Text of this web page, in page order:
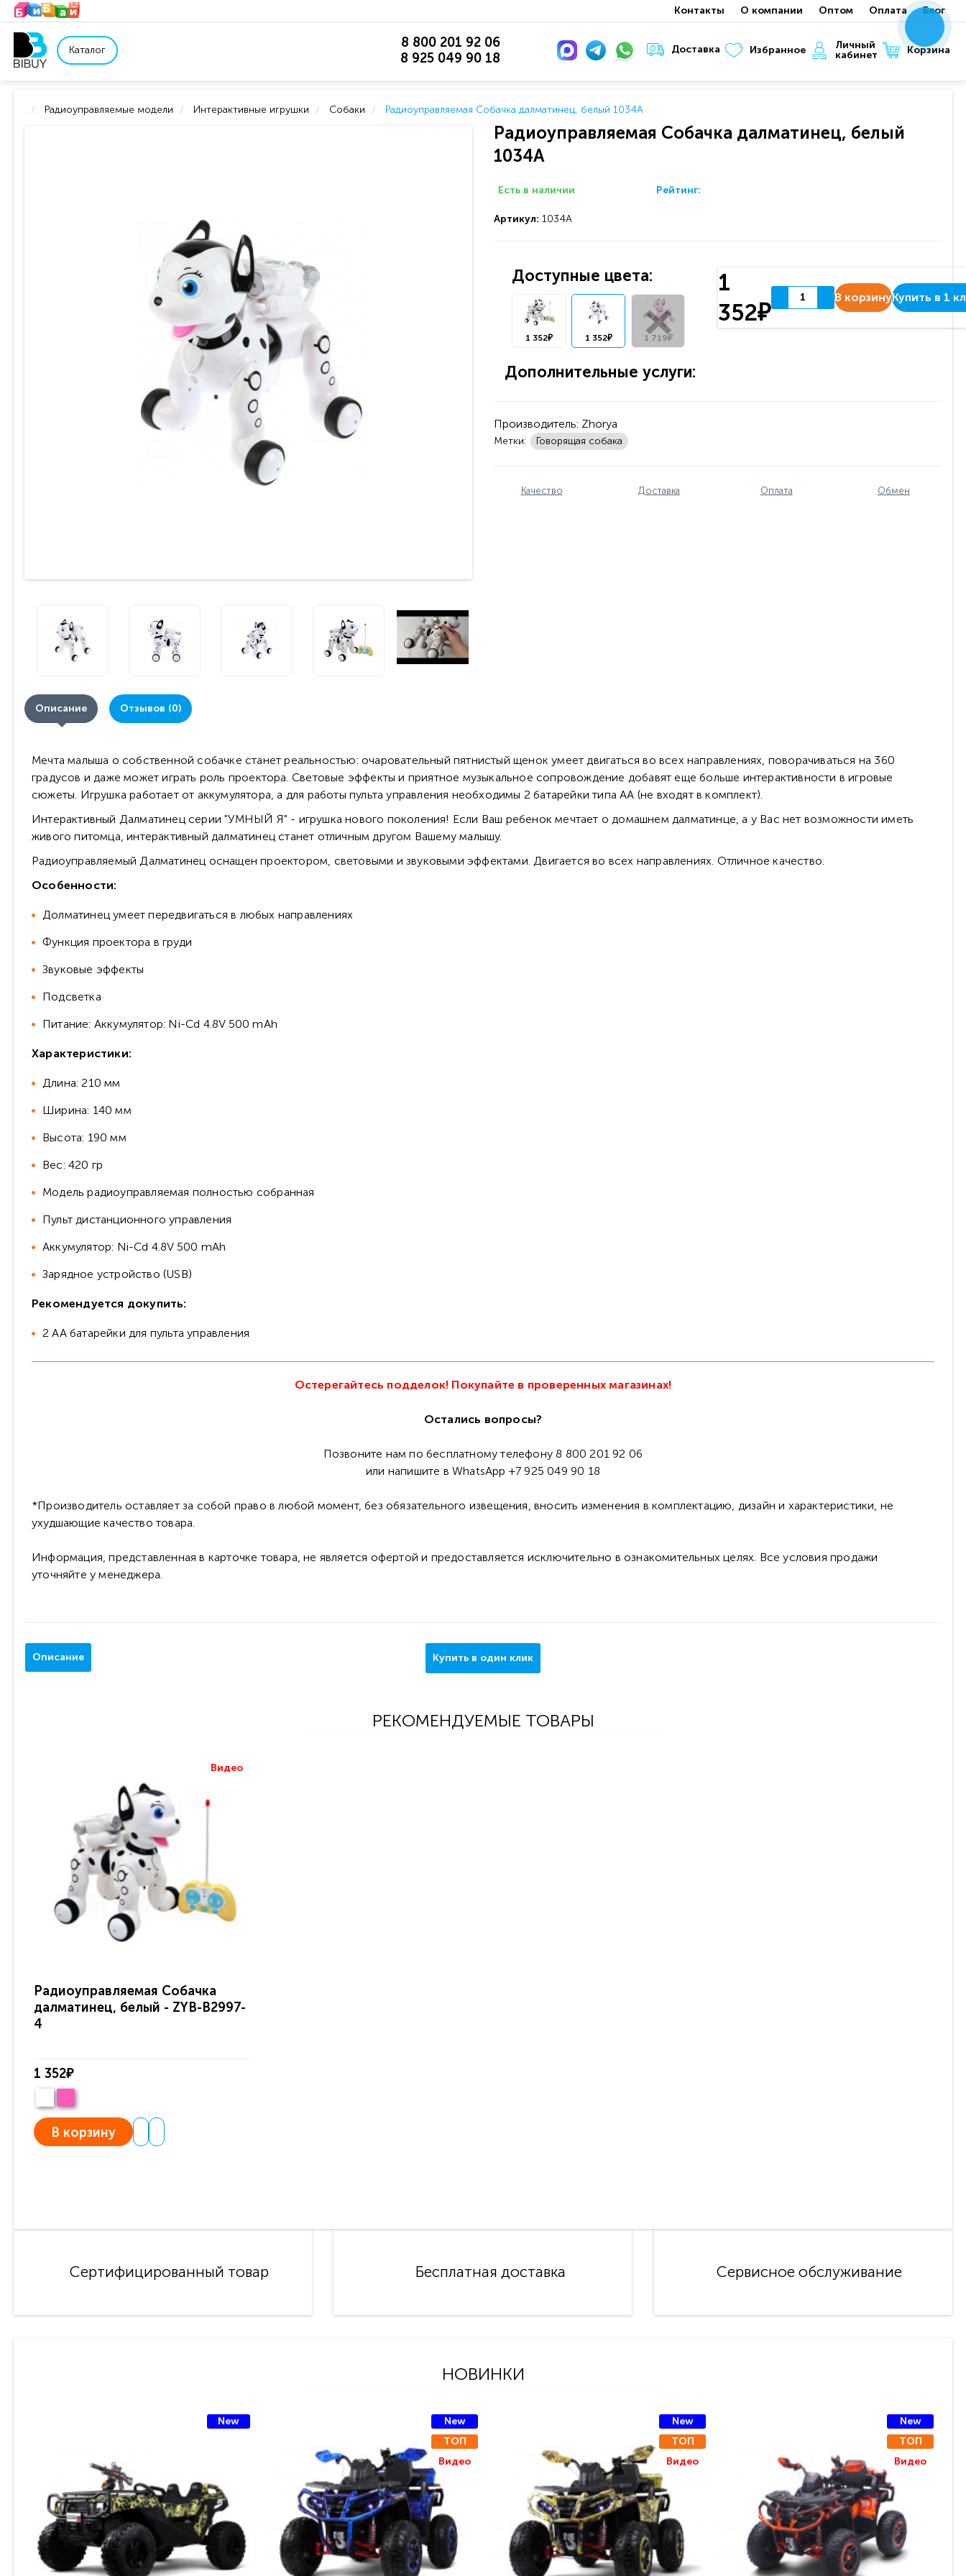
Контакты О компании Оптом Оплата Блог
Каталог
8 800 201 92 06
8 925 049 90 18
Доставка Избранное
Личный
кабинет
Корзина
Радиоуправляемые модели Интерактивные игрушки Собаки Радиоуправляемая Собачка далматинец, белый 1034A
Радиоуправляемая Собачка далматинец, белый
1034A
Есть в наличии Рейтинг:
Артикул: 1034A
Доступные цвета:
1 352₽ 1 352₽ 1 719₽
Дополнительные услуги:
1
352₽
В корзинуКупить в 1
Производитель: Zhorya
Метки: Говорящая собака
Качество Доставка Оплата Обмен
Описание Отзывов (0)
Мечта малыша о собственной собачке станет реальностью: очаровательный пятнистый щенок умеет двигаться во всех направлениях, поворачиваться на 360
градусов и даже может играть роль проектора. Световые эффекты и приятное музыкальное сопровождение добавят еще больше интерактивности в игровые
сюжеты. Игрушка работает от аккумулятора, а для работы пульта управления необходимы 2 батарейки типа AA (не входят в комплект).
Интерактивный Далматинец серии "УМНЫЙ Я" - игрушка нового поколения! Если Ваш ребенок мечтает о домашнем далматинце, а у Вас нет возможности иметь
живого питомца, интерактивный далматинец станет отличным другом Вашему малышу.
Радиоуправляемый Далматинец оснащен проектором, световыми и звуковыми эффектами. Двигается во всех направлениях. Отличное качество.
Особенности:
Долматинец умеет передвигаться в любых направлениях
Функция проектора в груди
Звуковые эффекты
Подсветка
Питание: Аккумулятор: Ni-Cd 4.8V 500 mAh
Характеристики:
Длина: 210 мм
Ширина: 140 мм
Высота: 190 мм
Вес: 420 гр
Модель радиоуправляемая полностью собранная
Пульт дистанционного управления
Аккумулятор: Ni-Cd 4.8V 500 mAh
Зарядное устройство (USB)
Рекомендуется докупить:
2 АА батарейки для пульта управления
Остерегайтесь подделок! Покупайте в проверенных магазинах!
Остались вопросы?
Позвоните нам по бесплатному телефону 8 800 201 92 06
или напишите в WhatsApp +7 925 049 90 18
*Производитель оставляет за собой право в любой момент, без обязательного извещения, вносить изменения в комплектацию, дизайн и характеристики, не
ухудшающие качество товара.
Информация, представленная в карточке товара, не является офертой и предоставляется исключительно в ознакомительных целях. Все условия продажи
уточняйте у менеджера.
Описание Купить в один клик
РЕКОМЕНДУЕМЫЕ ТОВАРЫ
Видео
Радиоуправляемая Собачка
далматинец, белый - ZYB-B2997-
4
1 352₽
В корзину
Сертифицированный товар Бесплатная доставка Сервисное обслуживание
НОВИНКИ
New
New
ТОП
Видео
New
ТОП
Видео
New
ТОП
Видео
xxx